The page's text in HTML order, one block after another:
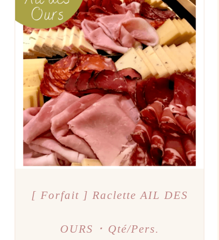
AJOUTER AU PANIER
/
DÉTAILS
[ Forfait ] Raclette AIL DES
OURS ･ Qté/Pers.